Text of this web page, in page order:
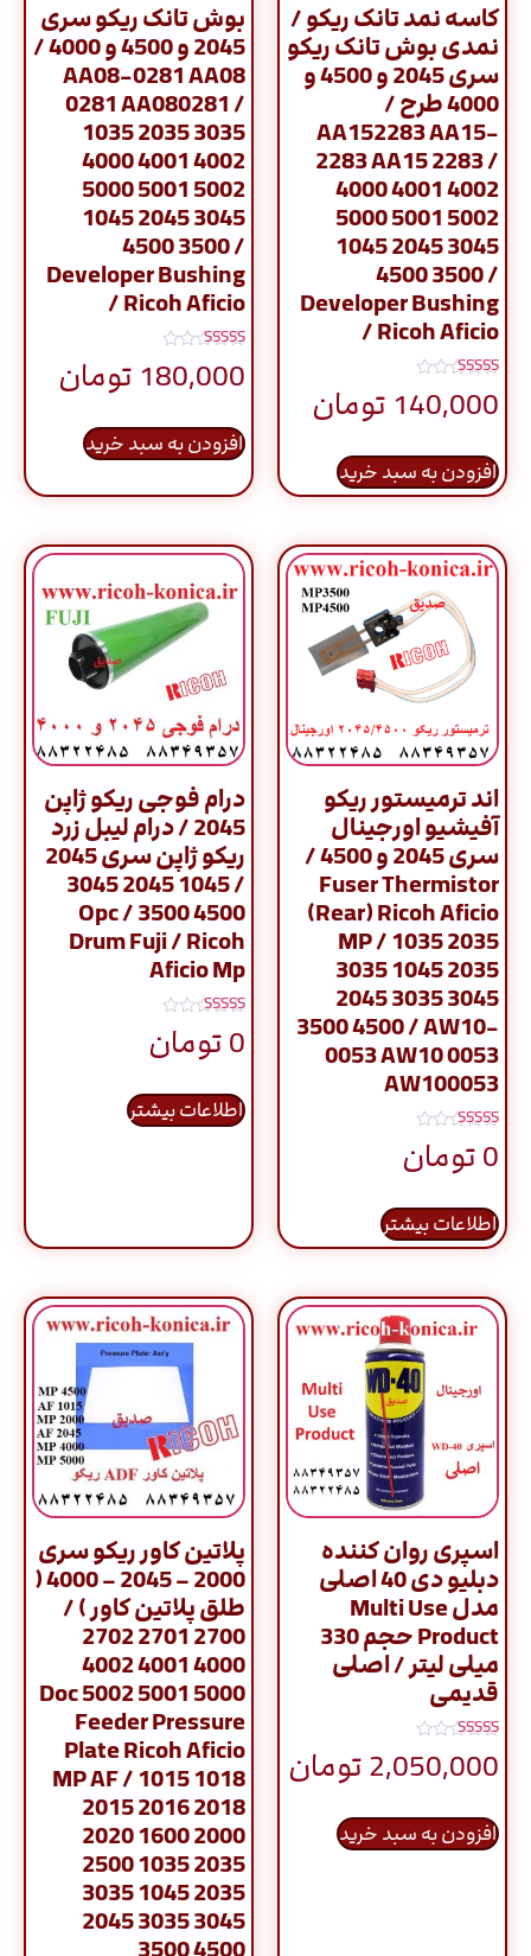
کاسه نمد تانک ریکو /
نمدی بوش تانک ریکو
سری 2045 و 4500 و
4000 طرح /
AA152283 AA15-
2283 AA15 2283 /
4000 4001 4002
5000 5001 5002
1045 2045 3045
4500 3500 /
Developer Bushing
/ Ricoh Aficio
نمره
5.00
از 5
140,000 تومان
افزودن به سبد خرید
بوش تانک ریکو سری
2045 و 4500 و 4000 /
AA08-0281 AA08
0281 AA080281 /
1035 2035 3035
4000 4001 4002
5000 5001 5002
1045 2045 3045
4500 3500 /
Developer Bushing
/ Ricoh Aficio
نمره
5.00
از 5
180,000 تومان
افزودن به سبد خرید
اند ترمیستور ریکو
آفیشیو اورجینال
سری 2045 و 4500 /
Fuser Thermistor
(Rear) Ricoh Aficio
MP / 1035 2035
3035 1045 2035
2045 3035 3045
3500 4500 / AW10-
0053 AW10 0053
AW100053
نمره
5.00
از 5
0تومان
اطلاعات بیشتر
درام فوجی ریکو ژاپن
2045 / درام لیبل زرد
ریکو ژاپن سری 2045
/ 1045 2045 3045
4500 3500 / Opc
Drum Fuji / Ricoh
Aficio Mp
نمره
5.00
از 5
0تومان
اطلاعات بیشتر
اسپری روان کننده
دبلیو دی 40 اصلی
مدل Multi Use
Product حجم 330
میلی لیتر / اصلی
قدیمی
نمره
5.00
از 5
2,050,000تومان
افزودن به سبد خرید
پلاتین کاور ریکو سری
2000 – 2045 – 4000 (
طلق پلاتین کاور ) /
2700 2701 2702
4000 4001 4002
5000 5001 5002 Doc
Feeder Pressure
Plate Ricoh Aficio
MP AF / 1015 1018
2015 2016 2018
2020 1600 2000
2500 1035 2035
3035 1045 2035
2045 3035 3045